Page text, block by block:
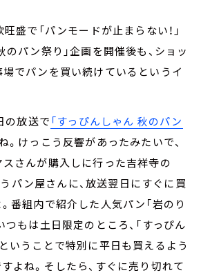
旺盛で「パンモードが止まらない！」
のパン祭り」企画を開催後も、ショッ
でパンを買い続けているというイ
の放送で 「すっぴんしゃん 秋のパン
。けっこう反響があったみたいで、
さんが購入しに行った吉祥寺の
うパン屋さんに、放送翌日にすぐに買
番組内で紹介した人気パン「岩のり
つもは土日限定のところ、「すっぴん
いうことで特別に平日も買えるよう
よね。そしたら、すぐに売り切れて